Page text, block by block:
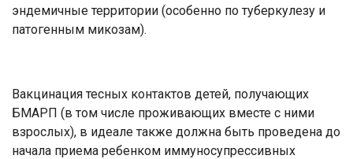
эндемичные территории (особенно по туберкулезу и
патогенным микозам).
Вакцинация тесных контактов детей, получающих
БМАРП (в том числе проживающих вместе с ними
взрослых), в идеале также должна быть проведена до
начала приема ребенком иммуносупрессивных